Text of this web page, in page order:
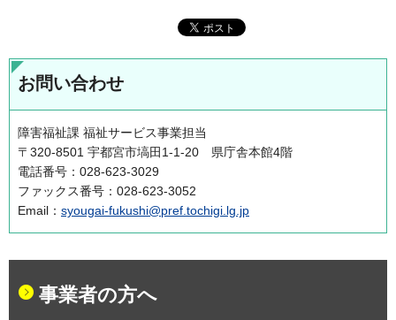
お問い合わせ
障害福祉課 福祉サービス事業担当
〒320-8501 宇都宮市塙田1-1-20 県庁舎本館4階
電話番号：028-623-3029
ファックス番号：028-623-3052
Email： syougai-fukushi@pref.tochigi.lg.jp
事業者の方へ